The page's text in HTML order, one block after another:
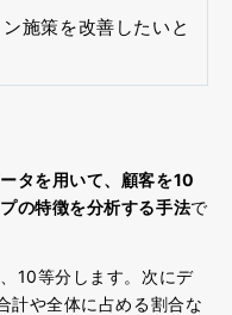
施策を改善したいと
タを用いて、顧客を10
の特徴を分析する手法で
10等分します。次にデ
計や全体に占める割合な